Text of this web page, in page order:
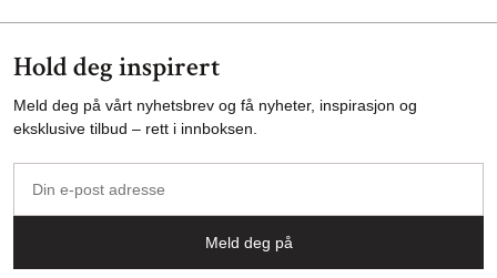
Hold deg inspirert
Meld deg på vårt nyhetsbrev og få nyheter, inspirasjon og
eksklusive tilbud – rett i innboksen.
post
Meld deg på